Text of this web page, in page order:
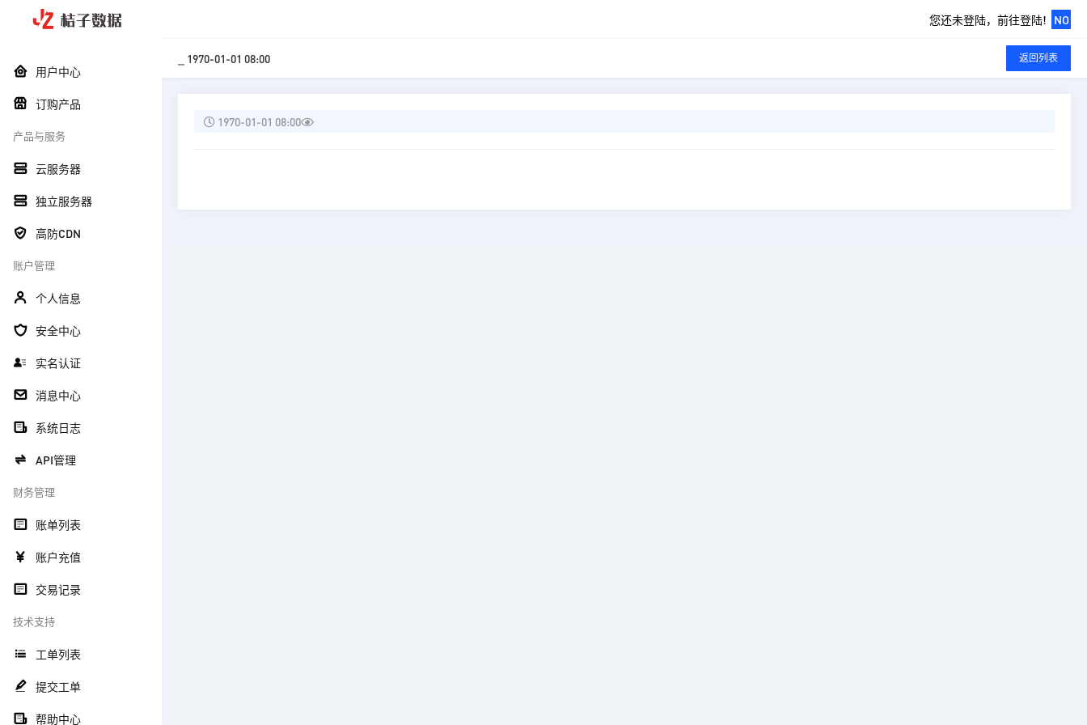
用户中心
订购产品
产品与服务
云服务器
独立服务器
高防CDN
账户管理
个人信息
安全中心
实名认证
消息中心
系统日志
API管理
财务管理
账单列表
账户充值
交易记录
技术支持
工单列表
提交工单
帮助中心
您还未登陆，前往登陆! NO
_ 1970-01-01 08:00 返回列表
1970-01-01 08:00